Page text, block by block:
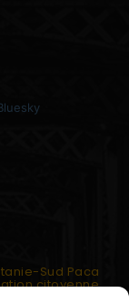
Sud Paca
citoyenne